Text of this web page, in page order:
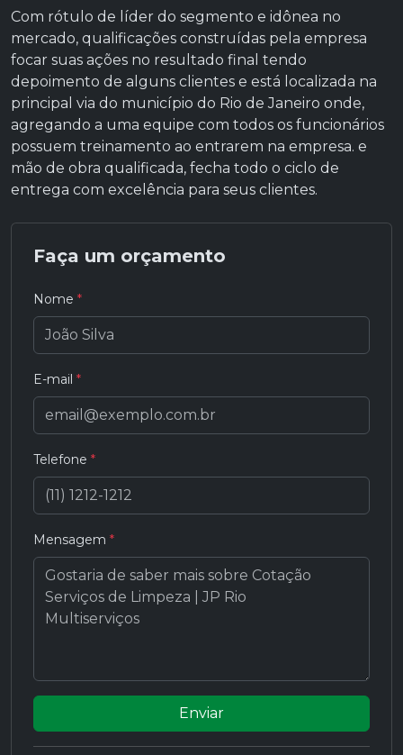
Com rótulo de líder do segmento e idônea no
mercado, qualificações construídas pela empresa
focar suas ações no resultado final tendo
depoimento de alguns clientes e está localizada na
principal via do município do Rio de Janeiro onde,
agregando a uma equipe com todos os funcionários
possuem treinamento ao entrarem na empresa. e
mão de obra qualificada, fecha todo o ciclo de
entrega com excelência para seus clientes.
Faça um orçamento
Nome *
E-mail *
Telefone *
Mensagem *
Enviar